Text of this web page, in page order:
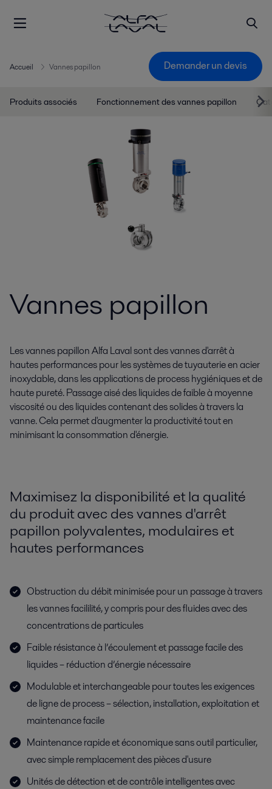
Accueil Vannes papillon Demander un devis
Produits associés Fonctionnement des vannes papillon
Vannes papillon
Les vannes papillon Alfa Laval sont des vannes d'arrêt à
hautes performances pour les systèmes de tuyauterie en acier
inoxydable, dans les applications de process hygiéniques et de
haute pureté. Passage aisé des liquides de faible à moyenne
viscosité ou des liquides contenant des solides à travers la
vanne. Cela permet d'augmenter la productivité tout en
minimisant la consommation d'énergie.
Maximisez la disponibilité et la qualité
du produit avec des vannes d'arrêt
papillon polyvalentes, modulaires et
hautes performances
Obstruction du débit minimisée pour un passage à travers
les vannes facililité, y compris pour des fluides avec des
concentrations de particules
Faible résistance à l’écoulement et passage facile des
liquides – réduction d’énergie nécessaire
Modulable et interchangeable pour toutes les exigences
de ligne de process – sélection, installation, exploitation et
maintenance facile
Maintenance rapide et économique sans outil particulier,
avec simple remplacement des pièces d'usure
Unités de détection et de contrôle intelligentes avec